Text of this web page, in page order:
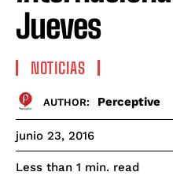
Jueves
NOTICIAS
AUTHOR: Perceptive
junio 23, 2016
Less than 1 min. read